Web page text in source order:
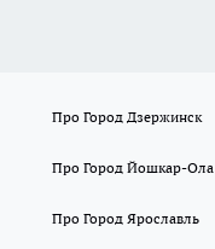
Про Город Дзержинск
Про Город Йошкар-Ола
Про Город Ярославль